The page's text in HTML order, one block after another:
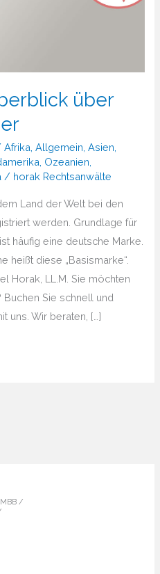
über
Afrika ,Allgemein ,Asien
Ozeanien
/ horak Rechtsanwälte
Land der Welt bei den
werden. Grundlage für
häufig eine deutsche Marke.
heißt diese „Basismarke“.
Horak, LL.M. Sie möchten
Sie schnell und
uns. Wir beraten, […]
MBB /